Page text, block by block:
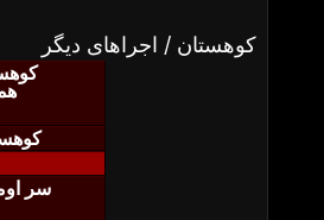
کوهستان / اجراهای دیگر
سر